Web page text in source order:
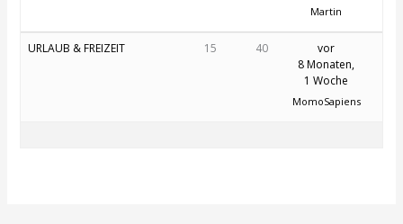
Martin
URLAUB & FREIZEIT 15 40
vor
8 Monaten,
1 Woche
MomoSapiens